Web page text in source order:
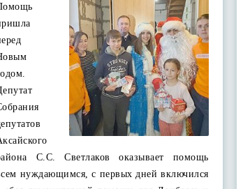
С.С. Светлаков оказывает помощь
нуждающимся, с первых дней включился